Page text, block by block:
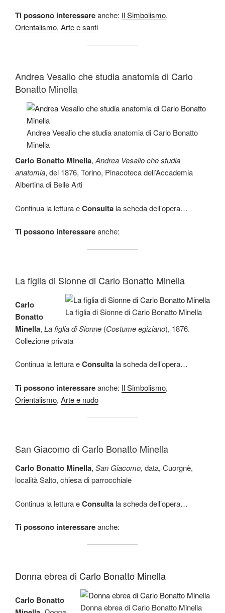
Ti possono interessareanche: Il Simbolismo,
Orientalismo, Arte e santi
Andrea Vesalio che studia anatomia di Carlo
Bonatto Minella
Andrea Vesalio che studia anatomia di Carlo Bonatto
Minella
Carlo Bonatto Minella,Andrea Vesalio che studia
anatomia, del 1876, Torino, Pinacoteca dell’Accademia
Albertina di Belle Arti
Continua la lettura eConsulta la scheda dell’opera…
Ti possono interessareanche:
La figlia di Sionne di Carlo Bonatto Minella
La figlia di Sionne di Carlo Bonatto Minella
Carlo
Bonatto
Minella, La figlia di Sionne (Costume egiziano), 1876.
Collezione privata
Continua la lettura eConsulta la scheda dell’opera…
Ti possono interessareanche: Il Simbolismo,
Orientalismo, Arte e nudo
San Giacomo di Carlo Bonatto Minella
Carlo Bonatto Minella, San Giacomo, data, Cuorgnè,
località Salto, chiesa di parrocchiale
Continua la lettura eConsulta la scheda dell’opera…
Ti possono interessareanche:
Donna ebrea di Carlo Bonatto Minella
Donna ebrea di Carlo Bonatto Minella
Carlo Bonatto